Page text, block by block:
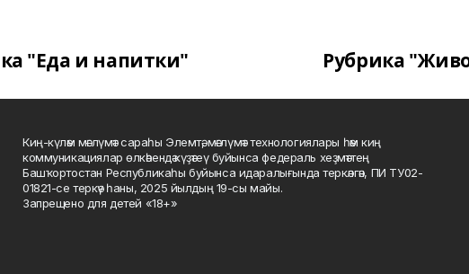
"Еда и напитки" Рубрика
Киң-күләм мәғлүмәт сараһы Элемтә, мәғлүмәт технологиялары һәм киң
коммуникациялар өлкәһендә күҙәтеү буйынса федераль хеҙмәттең
Башҡортостан Республикаһы буйынса идаралығында теркәлгән, ПИ ТУ02-
01821-се теркәү һаны, 2025 йылдың 19-сы майы.
Запрещено для детей «18+»